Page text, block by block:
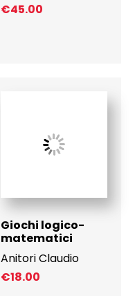
€45.00
Giochi logico-
matematici
Anitori Claudio
€18.00